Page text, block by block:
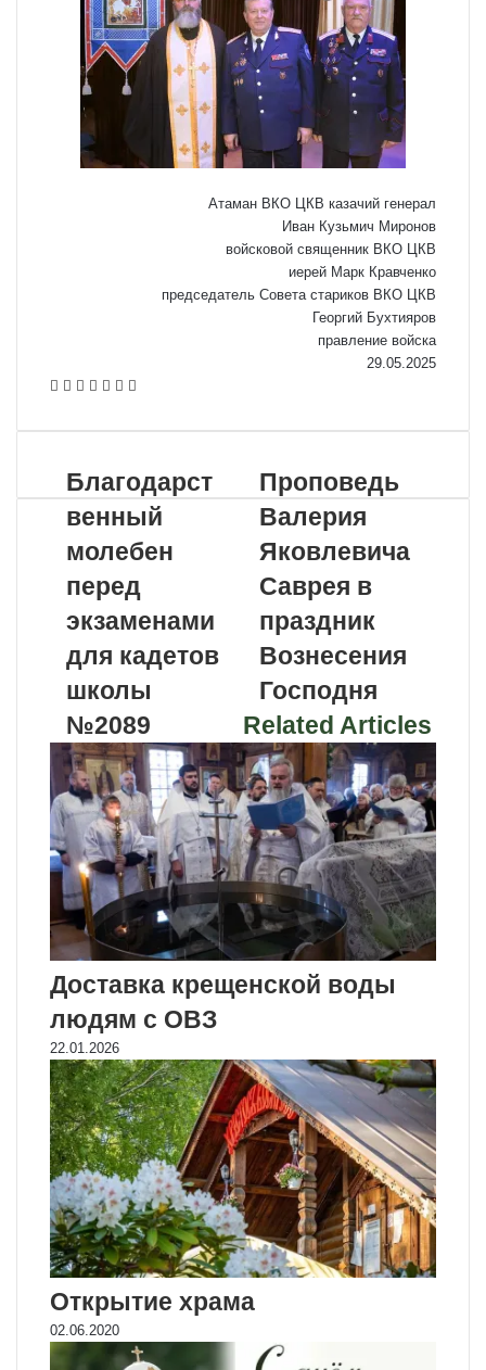
Атаман ВКО ЦКВ казачий генерал
Иван Кузьмич Миронов
войсковой священник ВКО ЦКВ
иерей Марк Кравченко
председатель Совета стариков ВКО ЦКВ
Георгий Бухтияров
правление войска
29.05.2025
VKontakte
Odnoklassniki
WhatsApp
Telegram
ViberПоделиться
почте
Благодарст
венный
молебен
перед
экзаменами
для кадетов
школы
№2089
Проповедь
Валерия
Яковлевича
Саврея в
праздник
Вознесения
Господня
Related Articles
Доставка крещенской воды
людям с ОВЗ
22.01.2026
Открытие храма
02.06.2020